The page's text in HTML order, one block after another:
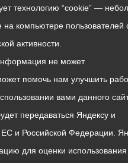
технологию “cookie” —
компьютере пользователей
активности.
не может
помочь нам улучшить
вами данного
передаваться Яндексу и
и Российской Федерации.
для оценки